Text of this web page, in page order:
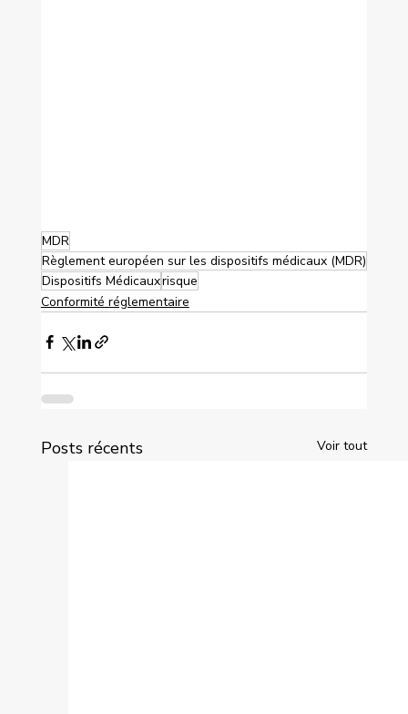
MDR
Règlement européen sur les dispositifs médicaux (MDR)
Dispositifs Médicauxrisque
Conformité réglementaire
Posts récents Voir tout